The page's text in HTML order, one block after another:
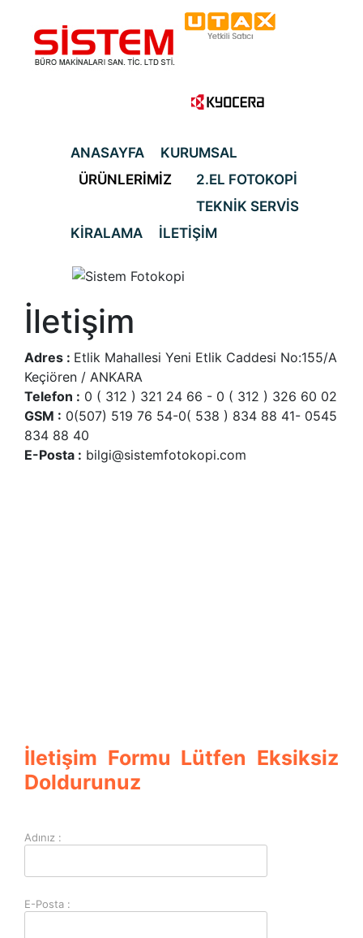
ANASAYFA
KURUMSAL
ÜRÜNLERİMİZ
2.EL FOTOKOPİ
TEKNİK SERVİS
KİRALAMA
İLETİŞİM
İletişim
Adres : Etlik Mahallesi Yeni Etlik Caddesi No:155/A
Keçiören / ANKARA
Telefon : 0 ( 312 ) 321 24 66 - 0 ( 312 ) 326 60 02
GSM : 0(507) 519 76 54-0( 538 ) 834 88 41- 0545
834 88 40
E-Posta : bilgi@sistemfotokopi.com
İletişim Formu Lütfen Eksiksiz
Doldurunuz
Adınız :
E-Posta :